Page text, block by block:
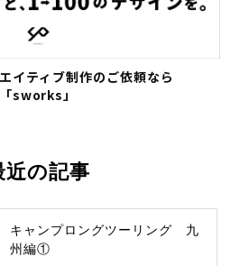
イティブ制作のご依頼なら
「sworks」
近の記事
キャンプロングツーリング 九
州編①